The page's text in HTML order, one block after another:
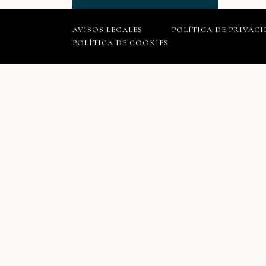
AVISOS LEGALES
POLÍTICA DE
POLÍTICA DE COOKIES